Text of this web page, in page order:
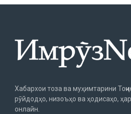
Хабархои тоза ва муҳимтарини
рӯйдодҳо, низоъҳо ва ҳодисаҳо,
онлайн.